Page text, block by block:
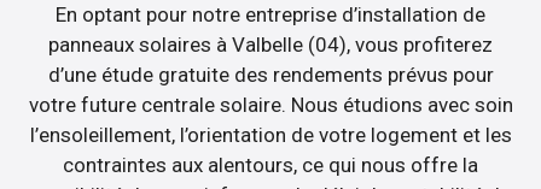
En optant pour notre entreprise d’installation de
panneaux solaires à Valbelle (04), vous profiterez
d’une étude gratuite des rendements prévus pour
votre future centrale solaire. Nous étudions avec soin
l’ensoleillement, l’orientation de votre logement et les
contraintes aux alentours, ce qui nous offre la